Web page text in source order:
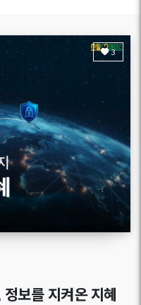
3
보를 지켜온 지혜